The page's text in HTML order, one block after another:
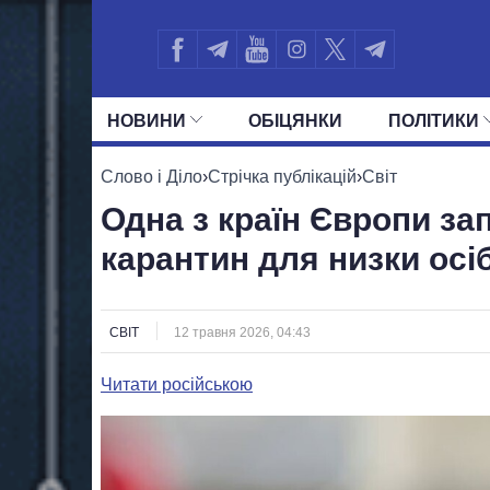
НОВИНИ ОБIЦЯНКИ ПОЛIТИКИ
УСІ ПОЛІТИКИ ПРЕЗИДЕНТ І ОФІС
Слово і Діло›Стрічка публікацій›Світ
Одна з країн Європи
карантин для низки
СВІТ 12 травня 2026, 04:43
Читати російською